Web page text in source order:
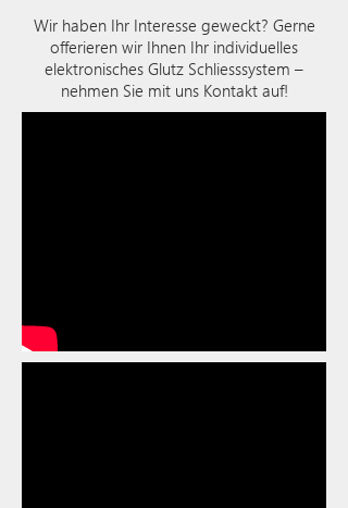
Wir haben Ihr Interesse geweckt? Gerne
offerieren wir Ihnen Ihr individuelles
elektronisches Glutz Schliesssystem –
nehmen Sie mit uns Kontakt auf!